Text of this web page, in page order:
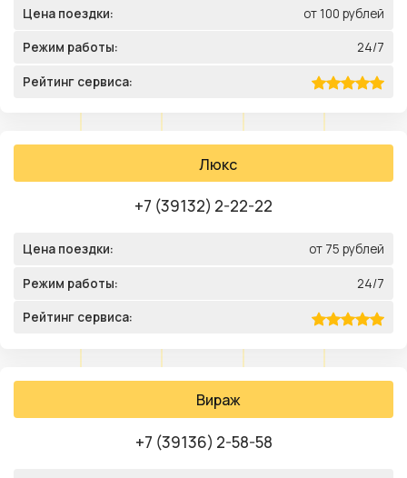
Цена поездки: от 100 рублей
Режим работы: 24/7
Рейтинг сервиса:
Люкс
+7 (39132) 2-22-22
Цена поездки: от 75 рублей
Режим работы: 24/7
Рейтинг сервиса:
Вираж
+7 (39136) 2-58-58